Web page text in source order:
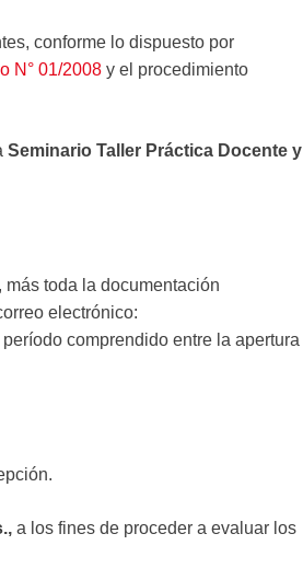
conforme lo dispuesto por
N° 01/2008 y el procedimiento
Seminario Taller Práctica Docente y
toda la documentación
electrónico:
comprendido entre la apertura
a los fines de proceder a evaluar los